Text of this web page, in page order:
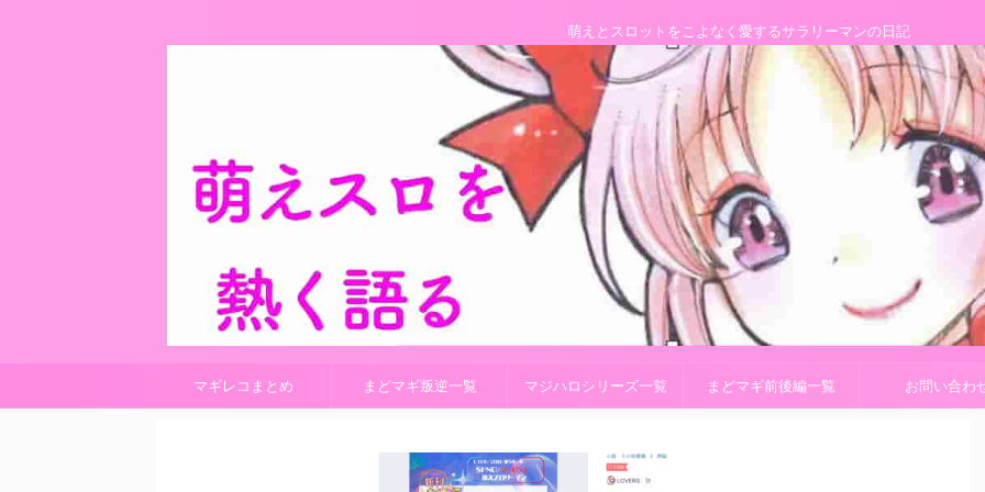
萌えとスロットをこよなく愛するサラリーマンの日記
マギレコまとめ まどマギ叛逆一覧 マジハロシリーズ一覧 まどマギ前後編一覧 お問い合わ